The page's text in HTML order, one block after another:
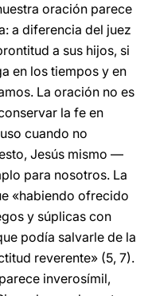
oración parece
a diferencia del juez
a sus hijos, si
en los tiempos y en
La oración no es
la fe en
cuando no
Jesús mismo —
para nosotros. La
«habiendo ofrecido
y súplicas con
podía salvarle de la
reverente» (5, 7).
inverosímil,